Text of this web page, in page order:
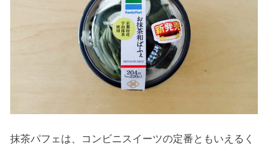
抹茶パフェは、コンビニスイーツの定番ともいえるく